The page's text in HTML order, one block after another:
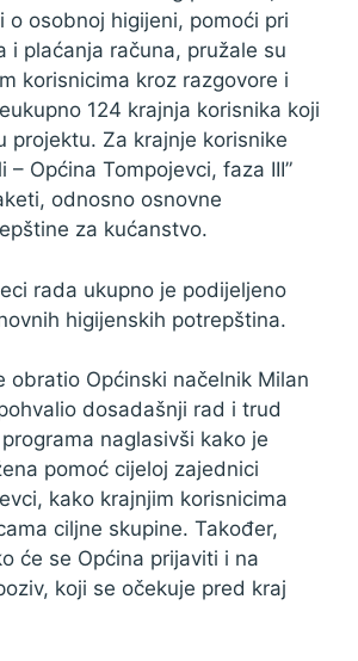
o osobnoj higijeni, pomoći pri
i plaćanja računa, pružale su
korisnicima kroz razgovore i
124 krajnja korisnika koji
projektu. Za krajnje korisnike
– Općina Tompojevci, faza III”
odnosno osnovne
za kućanstvo.
rada ukupno je podijeljeno
higijenskih potrepština.
obratio Općinski načelnik Milan
dosadašnji rad i trud
naglasivši kako je
pomoć cijeloj zajednici
kako krajnjim korisnicima
ciljne skupine. Također,
će se Općina prijaviti i na
koji se očekuje pred kraj